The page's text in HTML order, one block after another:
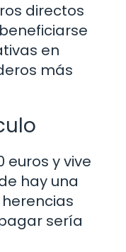
directos
en
más
euros y vive
hay una
sería